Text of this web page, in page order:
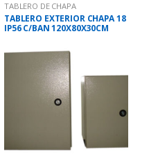
TABLERO DE CHAPA
TABLERO EXTERIOR CHAPA 18
IP56 C/BAN 120X80X30CM